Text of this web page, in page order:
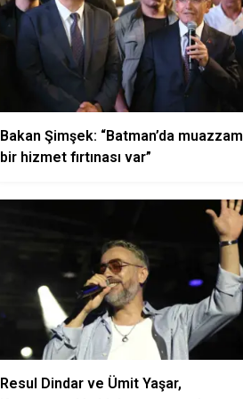
Bakan Şimşek: “Batman’da muazzam
bir hizmet fırtınası var”
Resul Dindar ve Ümit Yaşar,